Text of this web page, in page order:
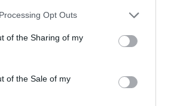
website/app uses one or more Google
or usage behaviour. You may click to
to Google and its third-party tags to
specified purposes in below Google
Opt Outs
of the Sharing of my
of the Sale of my